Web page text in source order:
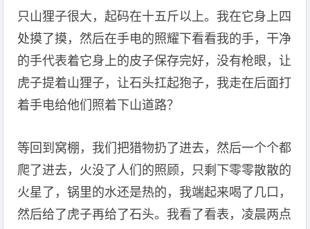
只山狸子很大，起码在十五斤以上。我在它身上四
处摸了摸，然后在手电的照耀下看看我的手，干净
的手代表着它身上的皮子保存完好，没有枪眼，让
虎子提着山狸子，让石头扛起狍子，我走在后面打
着手电给他们照着下山道路？
等回到窝棚，我们把猎物扔了进去，然后一个个都
爬了进去，火没了人们的照顾，只剩下零零散散的
火星了，锅里的水还是热的，我端起来喝了几口，
然后给了虎子再给了石头。我看了看表，凌晨两点